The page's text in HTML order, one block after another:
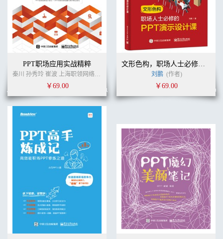
2.4 预防未知问题的万全保存大法 / 68
任务3 解决PPT保存的疑难杂症 / 72
3.1 超链接文字变色有下画线且不可修改 / 72
3.2 PPT未保存就自动关闭如何恢复 / 73
3.3 让PPT只能观看不能修改 / 74
第二张地图 龙战于野
第四关 下载，好的模板是成功的一半 / 78
1.1 高质量模板聚集地大搜罗 / 78
任务2 一键变色——快速改出好模板 / 87
2.1 一键变色的基石——PPT主题颜色 / 87
2.2 一键切换主题颜色方案 / 88
2.3 批量修改PPT某个特定颜色 / 90
任务3 解决下载模板的疑难杂症 / 92
3.1 无论怎么修改主题颜色，幻灯片上的颜色就是不发生变化 / 93
3.2 事情紧急，没空下载模板 / 93
3.3 下载了太多模板，关键时刻找不到需要的 / 97
任务4 通关得秘籍之扫码答题通关后得到模板下载秘籍 / 98
第五关 修改，让PPT模板如私人定制 / 99
PPT职场应用实战精粹
秦川 孙秀玲 崔波 上海职领网络科技有限公司 (作者)
￥69.00
文形色构，职场人士必修的PPT演示设计课
刘鹏 (作者)
￥69.00